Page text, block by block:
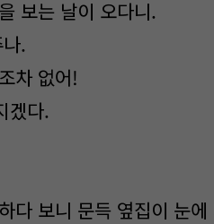
보는 날이 오다니.
.
차 없어!
겠다.
다 보니 문득 옆집이 눈에